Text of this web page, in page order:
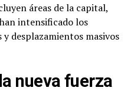
áreas de la capital,
intensificado los
desplazamientos masivos
nueva fuerza